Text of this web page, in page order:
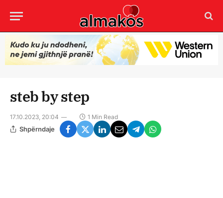
steb by step
17.10.2023, 20:04 1 Min Read
Shpërndaje